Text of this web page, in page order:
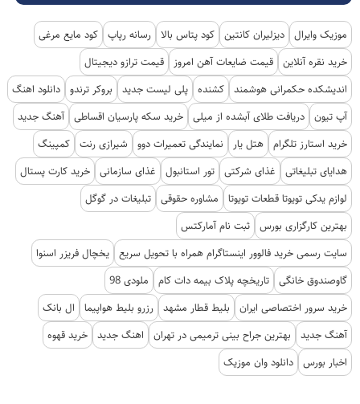
موزیک وایرال دیزلیران کانتین کود پتاس بالا رسانه رپاپ کود مایع مرغی
خرید نقره آنلاین قیمت ضایعات آهن امروز
قیمت ترازو دیجیتال
اندیشکده حکمرانی هوشمند کشنده پلی لیست جدید بروکر ترندو دانلود اهنگ
آپ تیون دریافت طلای آبشده از میلی خرید سکه پارسیان اقساطی آهنگ جدید
خرید استارز تلگرام هتل یار نمایندگی تعمیرات دوو شیرازی رنت کمپینگ
هدایای تبلیغاتی
غذای شرکتی تور استانبول غذای سازمانی خرید کارت پستال
لوازم یدکی تویوتا قطعات تویوتا
مشاوره حقوقی تبلیغات در گوگل
بهترین کارگزاری بورس ثبت نام آمارکتس
سایت رسمی خرید فالوور اینستاگرام همراه با تحویل سریع یخچال فریزر اسنوا
گاوصندوق خانگی تاریخچه پلاک بیمه دات کام
ملودی 98
خرید سرور اختصاصی ایران
بلیط قطار مشهد رزرو بلیط هواپیما
ال بانک
آهنگ جدید
بهترین جراح بینی ترمیمی در تهران اهنگ جدید خرید قهوه
اخبار بورس دانلود وان موزیک